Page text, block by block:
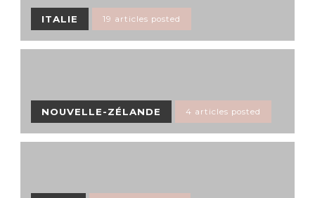
ITALIE 19 articles posted
NOUVELLE-ZÉLANDE 4 articles posted